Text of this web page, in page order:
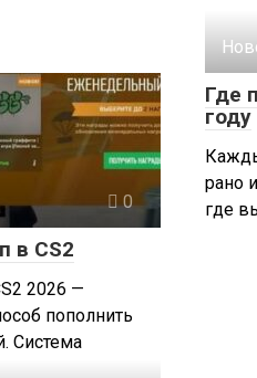
0
в CS2
2026 —
пополнить
Система
Где
году
рано
где